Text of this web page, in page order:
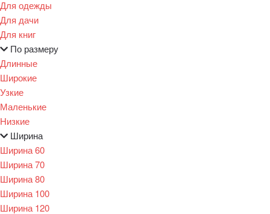
Для одежды
Для дачи
Для книг
По размеру
Длинные
Широкие
Узкие
Маленькие
Низкие
Ширина
Ширина 60
Ширина 70
Ширина 80
Ширина 100
Ширина 120